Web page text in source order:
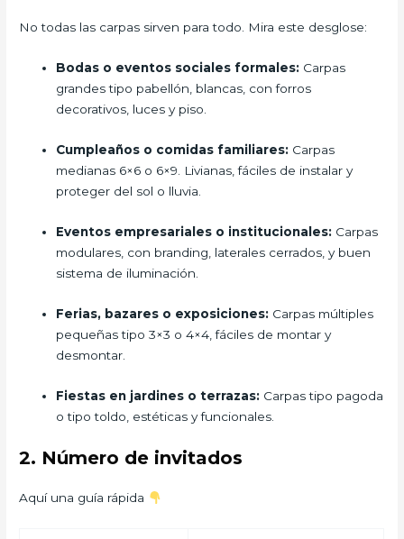
No todas las carpas sirven para todo. Mira este desglose:
Bodas o eventos sociales formales: Carpas
grandes tipo pabellón, blancas, con forros
decorativos, luces y piso.
Cumpleaños o comidas familiares: Carpas
medianas 6×6 o 6×9. Livianas, fáciles de instalar y
proteger del sol o lluvia.
Eventos empresariales o institucionales: Carpas
modulares, con branding, laterales cerrados, y buen
sistema de iluminación.
Ferias, bazares o exposiciones: Carpas múltiples
pequeñas tipo 3×3 o 4×4, fáciles de montar y
desmontar.
Fiestas en jardines o terrazas: Carpas tipo pagoda
o tipo toldo, estéticas y funcionales.
2. Número de invitados
Aquí una guía rápida